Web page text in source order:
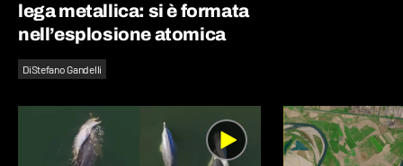
lega metallica: si è formata
nell’esplosione atomica
DiStefano Gandelli